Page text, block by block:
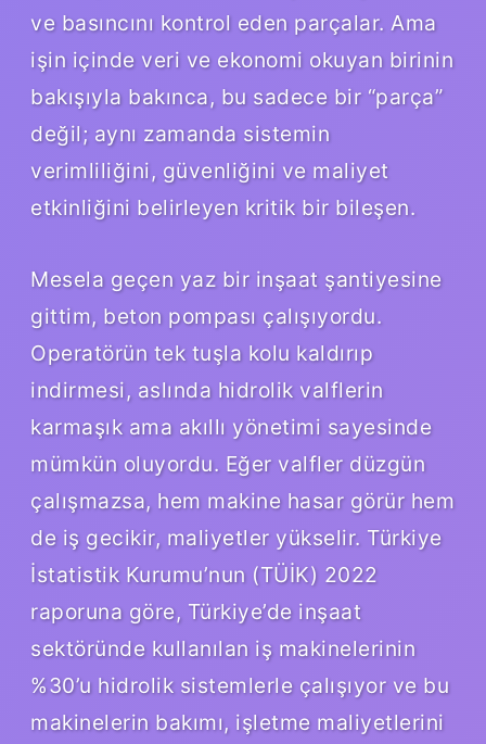
ve basıncını kontrol eden parçalar. Ama
işin içinde veri ve ekonomi okuyan birinin
bakışıyla bakınca, bu sadece bir “parça”
değil; aynı zamanda sistemin
verimliliğini, güvenliğini ve maliyet
etkinliğini belirleyen kritik bir bileşen.
Mesela geçen yaz bir inşaat şantiyesine
gittim, beton pompası çalışıyordu.
Operatörün tek tuşla kolu kaldırıp
indirmesi, aslında hidrolik valflerin
karmaşık ama akıllı yönetimi sayesinde
mümkün oluyordu. Eğer valfler düzgün
çalışmazsa, hem makine hasar görür hem
de iş gecikir, maliyetler yükselir. Türkiye
İstatistik Kurumu’nun (TÜİK) 2022
raporuna göre, Türkiye’de inşaat
sektöründe kullanılan iş makinelerinin
%30’u hidrolik sistemlerle çalışıyor ve bu
makinelerin bakımı, işletme maliyetlerini